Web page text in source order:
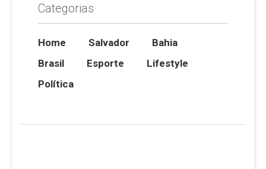
Categorias
Home Salvador
Bahia
Brasil
Esporte
Lifestyle
Política